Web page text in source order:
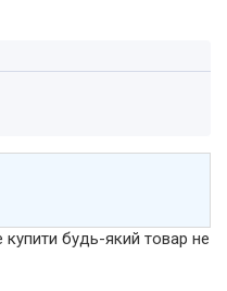
купити будь-який товар не